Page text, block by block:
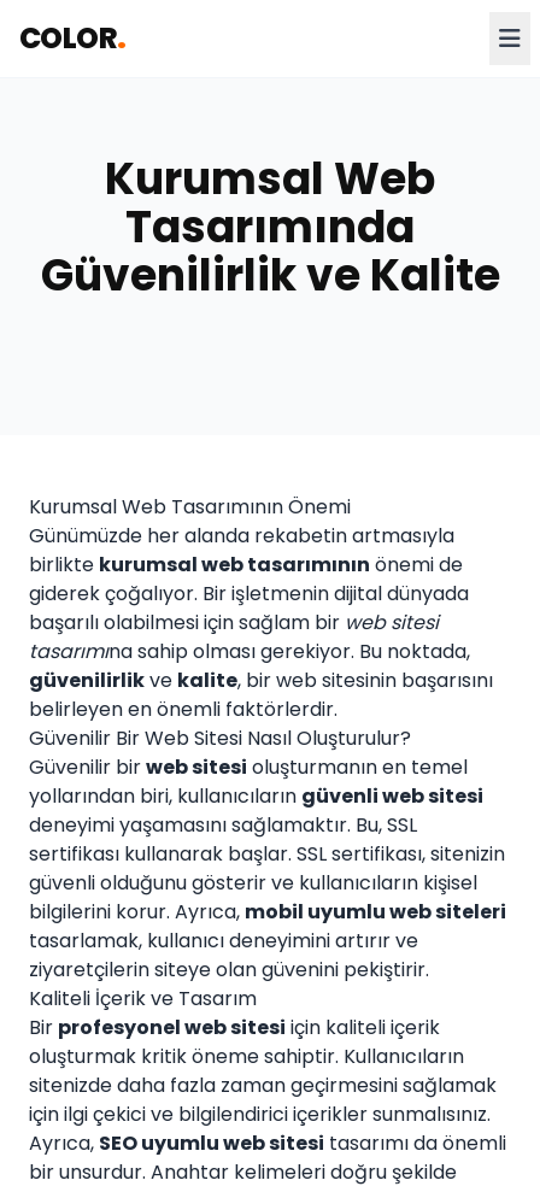
COLOR.
Kurumsal Web
Tasarımında
Güvenilirlik ve Kalite
Kurumsal Web Tasarımının Önemi
Günümüzde her alanda rekabetin artmasıyla
birlikte kurumsal web tasarımının önemi de
giderek çoğalıyor. Bir işletmenin dijital dünyada
başarılı olabilmesi için sağlam bir web sitesi
tasarımına sahip olması gerekiyor. Bu noktada,
güvenilirlikve kalite, bir web sitesinin başarısını
belirleyen en önemli faktörlerdir.
Güvenilir Bir Web Sitesi Nasıl Oluşturulur?
Güvenilir birweb sitesi oluşturmanın en temel
yollarından biri, kullanıcıların güvenli web sitesi
deneyimi yaşamasını sağlamaktır. Bu, SSL
sertifikası kullanarak başlar. SSL sertifikası, sitenizin
güvenli olduğunu gösterir ve kullanıcıların kişisel
bilgilerini korur. Ayrıca, mobil uyumlu web siteleri
tasarlamak, kullanıcı deneyimini artırır ve
ziyaretçilerin siteye olan güvenini pekiştirir.
Kaliteli İçerik ve Tasarım
Bir profesyonel web sitesi için kaliteli içerik
oluşturmak kritik öneme sahiptir. Kullanıcıların
sitenizde daha fazla zaman geçirmesini sağlamak
için ilgi çekici ve bilgilendirici içerikler sunmalısınız.
Ayrıca, SEO uyumlu web sitesi tasarımı da önemli
bir unsurdur. Anahtar kelimeleri doğru şekilde